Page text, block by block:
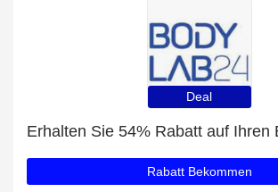
Deal
Rabatt Bekommen